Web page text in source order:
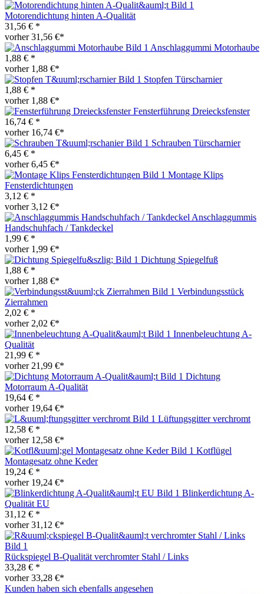
Motorendichtung hinten A-Qualität
31,56 € *
vorher 31,56 €*
Anschlaggummi Motorhaube
1,88 € *
vorher 1,88 €*
Stopfen Türscharnier
1,88 € *
vorher 1,88 €*
Fensterführung Dreiecksfenster
16,74 € *
vorher 16,74 €*
Schrauben Türscharnier
6,45 € *
vorher 6,45 €*
Montage Klips
Fensterdichtungen
3,12 € *
vorher 3,12 €*
Anschlaggummis
Handschuhfach / Tankdeckel
1,99 € *
vorher 1,99 €*
Dichtung Spiegelfuß
1,88 € *
vorher 1,88 €*
Verbindungsstück
Zierrahmen
2,02 € *
vorher 2,02 €*
Innenbeleuchtung A-
Qualität
21,99 € *
vorher 21,99 €*
Dichtung
Motorraum A-Qualität
19,64 € *
vorher 19,64 €*
Lüftungsgitter verchromt
12,58 € *
vorher 12,58 €*
Kotflügel
Montagesatz ohne Keder
19,24 € *
vorher 19,24 €*
Blinkerdichtung A-
Qualität EU
31,12 € *
vorher 31,12 €*
Rückspiegel B-Qualität verchromter Stahl / Links
33,28 € *
vorher 33,28 €*
Kunden haben sich ebenfalls angesehen